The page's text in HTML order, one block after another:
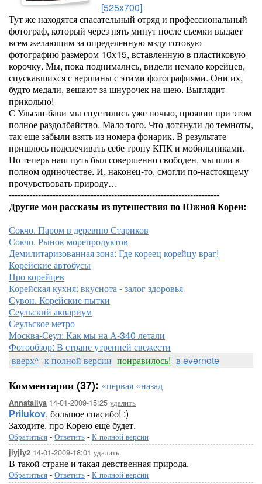
[525x700]
Тут же находятся спасательный отряд и профессиональный
фотограф, который через пять минут после съемки выдает
всем желающим за определенную мзду готовую
фотографию размером 10х15, вставленную в пластиковую
корочку. Мы, пока поднимались, видели немало корейцев,
спускавшихся с вершины с этими фотографиями. Они их,
будто медали, вешают за шнурочек на шею. Выглядит
прикольно!
С Ульсан-бави мы спустились уже ночью, проявив при этом
полное раздолбайство. Мало того. Что дотянули до темноты,
так еще забыли взять из номера фонарик. В результате
пришлось подсвечивать себе тропу КПК и мобильниками.
Но теперь наш путь был совершенно свободен, мы шли в
полном одиночестве. И, наконец-то, смогли по-настоящему
прочувствовать природу…
------------------------------------------------------------------------
Другие мои рассказы из путешествия по Южной Кореи:
Сокчо. Паром в деревню Стариков
Сокчо. Рынок морепродуктов
Демилитаризованная зона: Где кореец корейцу враг!
Корейские автобусы
Про корейцев
Корейская кухня: вкуснота - залог здоровья
Сувон. Корейские пытки
Сеульский аквариум
Сеульское метро
Москва-Сеул: Как мы на А-340 летали
Фотообзор: В стране утренней свежести
вверх^ к полной версии понравилось! в evernote
Комментарии (37): «первая «назад
Annataliya 14-01-2009-15:25 удалить
Prilukov, большое спасибо! :)
Заходите, про Корею еще будет.
Обратиться - Ответить - К полной версии
jiyjiy2 14-01-2009-18:01 удалить
В такой стране и такая девственная природа.
Обратиться - Ответить - К полной версии